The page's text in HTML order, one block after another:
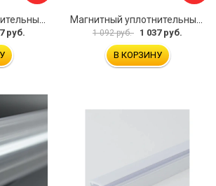
руб. 1 092 руб. 1 037 руб.
В КОРЗИНУ